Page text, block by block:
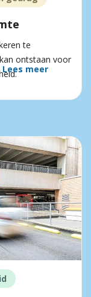
te
ontstaan voor
Lees meer